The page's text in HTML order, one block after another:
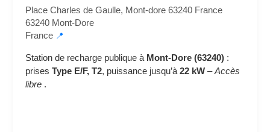
Place Charles de Gaulle, Mont-dore 63240 France
63240 Mont-Dore
France 📍
Station de recharge publique à Mont-Dore (63240) :
prisesType E/F, T2, puissance jusqu’à22 kW –Accès
libre .